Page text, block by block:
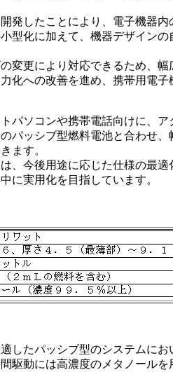
発したことにより、電子機器内
型化に加えて、機器デザイン
変更により対応できるため、幅
化への改善を進め、携帯用電
パソコンや携帯電話向けに、ア
パッシブ型燃料電池と合わせ
ます。
、今後用途に応じた仕様の最適
に実用化を目指しています。
したパッシブ型のシステムにお
駆動には高濃度のメタノール